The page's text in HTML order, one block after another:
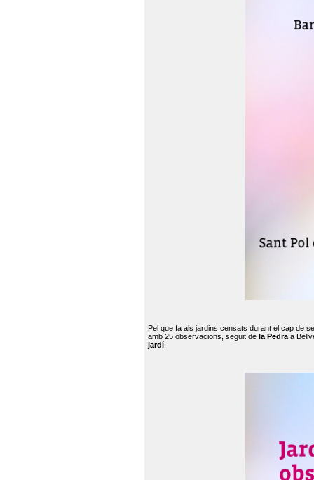
Pel que fa als jardins censats durant el cap de
amb 25 observacions, seguit de la Pedra a
jardí